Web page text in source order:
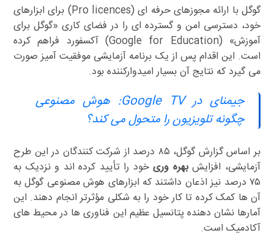
گوگل با ارائه مجوزهای حرفه ای (Pro licences) برای ابزارهای
خود، دسترسی امن و گسترده ای را در فضای کاری «گوگل برای
آموزش» (Google for Education) آکسفورد فراهم کرده
است. این اقدام پس از یک برنامه آزمایشی موفقیت آمیز صورت
می گیرد که نتایج آن بسیار امیدوارکننده بود.
جیمنای در Google TV: هوش مصنوعی
چگونه تلویزیون را متحول می کند؟
بر اساس گزارش گوگل، ۸۵ درصد از شرکت کنندگان در این طرح
آزمایشی، افزایشبهره وریخود را تأیید کرده اند و نزدیک به
۷۵ درصد نیز اذعان داشتند که ابزارهای هوش مصنوعی گوگل به
آن ها کمک کرده تا کار خود را به شکلی مؤثرتر انجام دهند. این
آمارها نشان دهنده پتانسیل عظیم این فناوری ها در محیط های
آکادمیک است.